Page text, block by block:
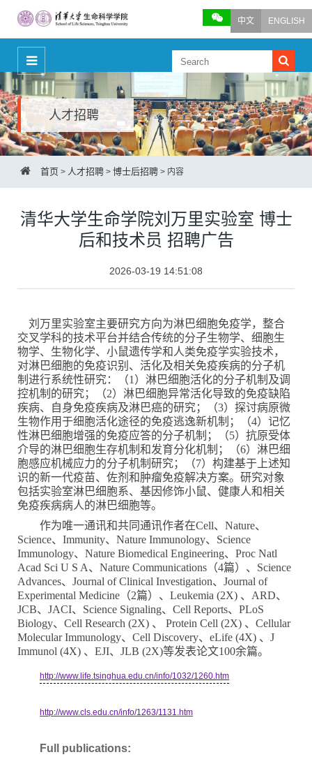
中文 ENGLISH
人才招聘
首页 > 人才招聘 > 博士后招聘 > 内容
清华大学生命学院刘万里实验室 博士
后和技术员 招聘广告
2026-03-19 14:51:08
刘万里实验室主要研究方向为淋巴细胞免疫学，整合
交叉学科的技术平台并结合传统的分子生物学、细胞生
物学、生物化学、小鼠遗传学和人类免疫学实验技术，
对淋巴细胞的免疫识别、活化及相关免疫疾病的分子机
制进行系统性研究： （1 ）淋巴细胞活化的分子机制及调
控机制的研究；（2）淋巴细胞异常活化导致的免疫缺陷
疾病、自身免疫疾病及淋巴癌的研究；（3）探讨病原微
生物作用于细胞活化途径的免疫逃逸新机制；（4）记忆
性淋巴细胞增强的免疫应答的分子机制；（5）抗原受体
介导的淋巴细胞生存机制和发育分化机制；（6）淋巴细
胞感应机械应力的分子机制研究；（7）构建基于上述知
识的新一代疫苗、佐剂和肿瘤免疫解决方案。研究对象
包括实验室淋巴细胞系、基因修饰小鼠、健康人和相关
免疫疾病病人的淋巴细胞等。
作为唯一通讯和共同通讯作者在Cell、 Nature、
Science、 Immunity、 Nature Immunology、 Science
Immunology、 Nature Biomedical Engineering、 Proc Natl
Acad Sci U S A、 Nature Communications （4篇）、 Science
Advances、 Journal of Clinical Investigation、 Journal of
Experimental Medicine （2篇）、 Leukemia (2X) 、 ARD、
JCB、 JACI、 Science Signaling、 Cell Reports、 PLoS
Biology、 Cell Research (2X) 、 Protein Cell (2X) 、 Cellular
Molecular Immunology、 Cell Discovery、 eLife (4X) 、 J
Immunol (4X) 、 EJI、 JLB (2X)等发表论文100余篇。
http://www.life.tsinghua.edu.cn/info/1032/1260.htm
http://www.cls.edu.cn/info/1263/1131.htm
Full publications: